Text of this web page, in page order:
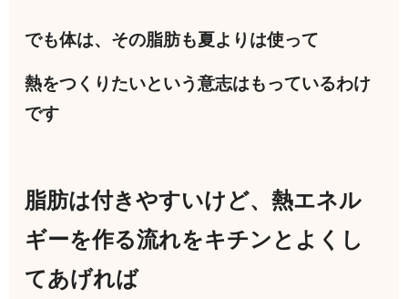
でも体は、その脂肪も夏よりは使って
熱をつくりたいという意志はもっているわけ
です
脂肪は付きやすいけど、熱エネル
ギーを作る流れをキチンとよくし
てあげれば